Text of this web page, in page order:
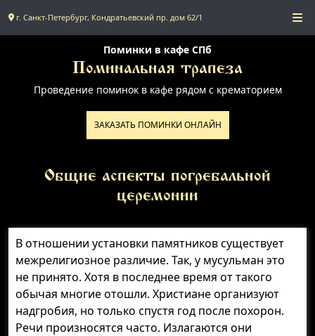
г. Санкт-Петербург, Кондратьевский пр. дом 62/1
Поминальное меню
Поминальные залы
Доставка
Контакты
Поминки в кафе СПб
Поминальная трапеза
Проведение поминок в кафе рядом с крематорием
ЗАКАЗАТЬ ПОМИНКИ ОНЛАЙН
Общие аспекты погребальной
церемонии
В отношении установки памятников существует
межрелигиозное различие. Так, у мусульман это
не принято. Хотя в последнее время от такого
обычая многие отошли. Христиане организуют
надгробия, но только спустя год после похорон.
Речи произносятся часто. Излагаются они